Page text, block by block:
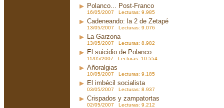
Polanco... Post-Franco
16/05/2007 Lecturas: 9.985
Cadeneando: la 2 de Zetapé
13/05/2007 Lecturas: 9.076
La Garzona
13/05/2007 Lecturas: 8.982
El suicidio de Polanco
11/05/2007 Lecturas: 10.554
Añoralgias
10/05/2007 Lecturas: 9.185
El imbécil socialista
03/05/2007 Lecturas: 8.937
Crispados y zampatortas
02/05/2007 Lecturas: 9.212